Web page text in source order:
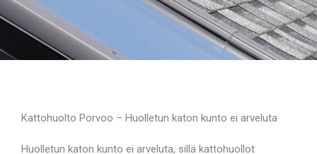
Kattohuolto Porvoo – Huolletun katon kunto ei arveluta
Huolletun katon kunto ei arveluta, sillä kattohuollot